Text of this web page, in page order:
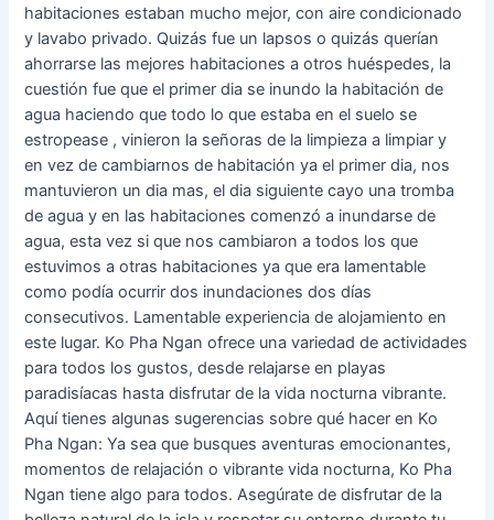
habitaciones estaban mucho mejor, con aire condicionado
y lavabo privado. Quizás fue un lapsos o quizás querían
ahorrarse las mejores habitaciones a otros huéspedes, la
cuestión fue que el primer dia se inundo la habitación de
agua haciendo que todo lo que estaba en el suelo se
estropease , vinieron la señoras de la limpieza a limpiar y
en vez de cambiarnos de habitación ya el primer dia, nos
mantuvieron un dia mas, el dia siguiente cayo una tromba
de agua y en las habitaciones comenzó a inundarse de
agua, esta vez si que nos cambiaron a todos los que
estuvimos a otras habitaciones ya que era lamentable
como podía ocurrir dos inundaciones dos días
consecutivos. Lamentable experiencia de alojamiento en
este lugar. Ko Pha Ngan ofrece una variedad de actividades
para todos los gustos, desde relajarse en playas
paradisíacas hasta disfrutar de la vida nocturna vibrante.
Aquí tienes algunas sugerencias sobre qué hacer en Ko
Pha Ngan: Ya sea que busques aventuras emocionantes,
momentos de relajación o vibrante vida nocturna, Ko Pha
Ngan tiene algo para todos. Asegúrate de disfrutar de la